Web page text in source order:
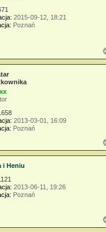
2015-09-12, 18:21
Poznań
2013-03-01, 16:09
Poznań
i Heniu
2013-06-11, 19:26
Poznań